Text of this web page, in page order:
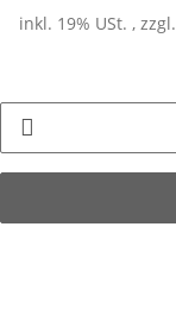
inkl. 19% USt. , zzgl.